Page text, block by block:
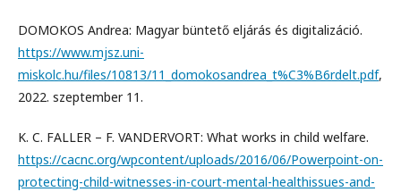
DOMOKOS Andrea: Magyar büntető eljárás és digitalizáció.
https://www.mjsz.uni-
miskolc.hu/files/10813/11_domokosandrea_t%C3%B6rdelt.pdf,
2022. szeptember 11.
K. C. FALLER – F. VANDERVORT: What works in child welfare.
https://cacnc.org/wpcontent/uploads/2016/06/Powerpoint-on-
protecting-child-witnesses-in-court-mental-healthissues-and-